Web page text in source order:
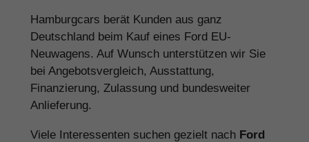
Hamburgcars berät Kunden aus ganz
Deutschland beim Kauf eines Ford EU-
Neuwagens. Auf Wunsch unterstützen wir Sie
bei Angebotsvergleich, Ausstattung,
Finanzierung, Zulassung und bundesweiter
Anlieferung.
Viele Interessenten suchen gezielt nach Ford